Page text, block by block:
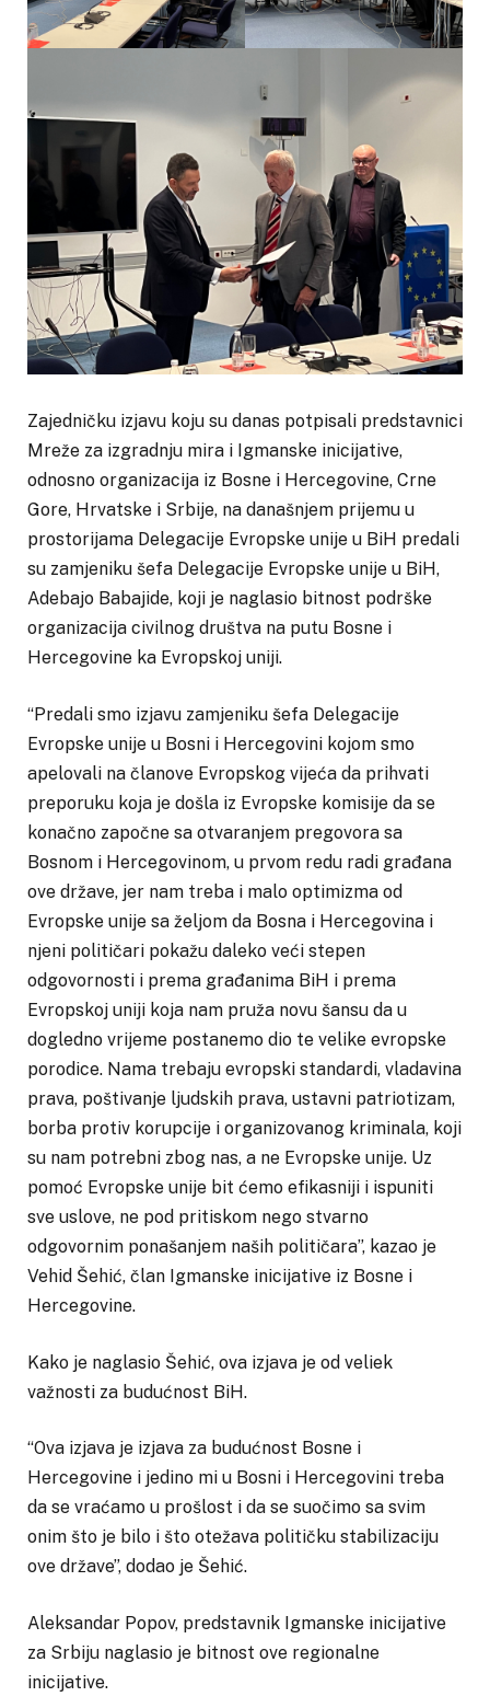
Zajedničku izjavu koju su danas potpisali predstavnici
Mreže za izgradnju mira i Igmanske inicijative,
odnosno organizacija iz Bosne i Hercegovine, Crne
Gore, Hrvatske i Srbije, na današnjem prijemu u
prostorijama Delegacije Evropske unije u BiH predali
su zamjeniku šefa Delegacije Evropske unije u BiH,
Adebajo Babajide, koji je naglasio bitnost podrške
organizacija civilnog društva na putu Bosne i
Hercegovine ka Evropskoj uniji.
“Predali smo izjavu zamjeniku šefa Delegacije
Evropske unije u Bosni i Hercegovini kojom smo
apelovali na članove Evropskog vijeća da prihvati
preporuku koja je došla iz Evropske komisije da se
konačno započne sa otvaranjem pregovora sa
Bosnom i Hercegovinom, u prvom redu radi građana
ove države, jer nam treba i malo optimizma od
Evropske unije sa željom da Bosna i Hercegovina i
njeni političari pokažu daleko veći stepen
odgovornosti i prema građanima BiH i prema
Evropskoj uniji koja nam pruža novu šansu da u
dogledno vrijeme postanemo dio te velike evropske
porodice. Nama trebaju evropski standardi, vladavina
prava, poštivanje ljudskih prava, ustavni patriotizam,
borba protiv korupcije i organizovanog kriminala, koji
su nam potrebni zbog nas, a ne Evropske unije. Uz
pomoć Evropske unije bit ćemo efikasniji i ispuniti
sve uslove, ne pod pritiskom nego stvarno
odgovornim ponašanjem naših političara”, kazao je
Vehid Šehić, član Igmanske inicijative iz Bosne i
Hercegovine.
Kako je naglasio Šehić, ova izjava je od veliek
važnosti za budućnost BiH.
“Ova izjava je izjava za budućnost Bosne i
Hercegovine i jedino mi u Bosni i Hercegovini treba
da se vraćamo u prošlost i da se suočimo sa svim
onim što je bilo i što otežava političku stabilizaciju
ove države”, dodao je Šehić.
Aleksandar Popov, predstavnik Igmanske inicijative
za Srbiju naglasio je bitnost ove regionalne
inicijative.